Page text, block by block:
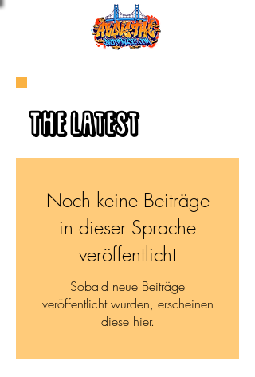
The Latest
Noch keine Beiträge
in dieser Sprache
veröffentlicht
Sobald neue Beiträge
veröffentlicht wurden, erscheinen
diese hier.